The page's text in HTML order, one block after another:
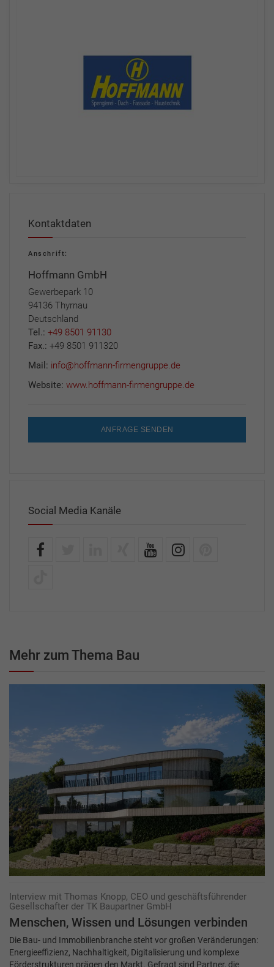
Kontaktdaten
Anschrift:
Hoffmann GmbH
Gewerbepark 10
94136 Thyrnau
Deutschland
Tel.: +49 8501 91130
Fax.: +49 8501 911320
Mail: info@hoffmann-firmengruppe.de
Website: www.hoffmann-firmengruppe.de
ANFRAGE SENDEN
Social Media Kanäle
Mehr zum Thema Bau
Interview mit Thomas Knopp, CEO und geschäftsführender
Gesellschafter der TK Baupartner GmbH
Menschen, Wissen und ­Lösungen verbinden
Die Bau- und Immobilienbranche steht vor großen Veränderungen:
Energieeffizienz, Nachhaltigkeit, Digitalisierung und komplexe
Förderstrukturen prägen den Markt. Gefragt sind Partner, die